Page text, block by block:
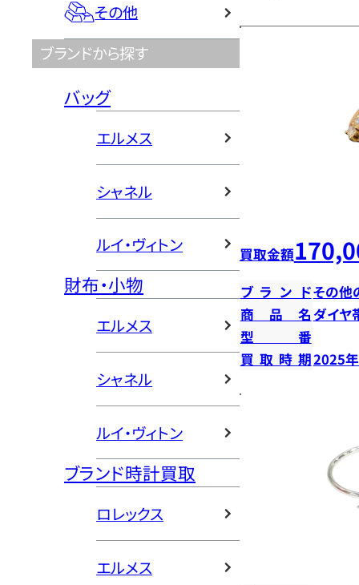
その他
ブランドから探す
バッグ
エルメス
シャネル
ルイ・ヴィトン
財布・小物
エルメス
シャネル
ルイ・ヴィトン
ブランド時計買取
ロレックス
エルメス
買取金額
ブランドその他
商品名ダイヤ
型番
買取時期2025